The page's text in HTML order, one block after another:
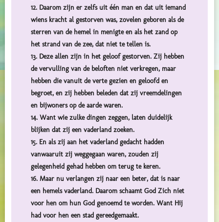
12. Daarom zijn er zelfs uit één man en dat uit iemand
wiens kracht al gestorven was, zovelen geboren als de
sterren van de hemel in menigte en als het zand op
het strand van de zee, dat niet te tellen is.
13. Deze allen zijn in het geloof gestorven. Zij hebben
de vervulling van de beloften niet verkregen, maar
hebben die vanuit de verte gezien en geloofd en
begroet, en zij hebben beleden dat zij vreemdelingen
en bijwoners op de aarde waren.
14. Want wie zulke dingen zeggen, laten duidelijk
blijken dat zij een vaderland zoeken.
15. En als zij aan het vaderland gedacht hadden
vanwaaruit zij weggegaan waren, zouden zij
gelegenheid gehad hebben om terug te keren.
16. Maar nu verlangen zij naar een beter, dat is naar
een hemels vaderland. Daarom schaamt God Zich niet
voor hen om hun God genoemd te worden. Want Hij
had voor hen een stad gereedgemaakt.